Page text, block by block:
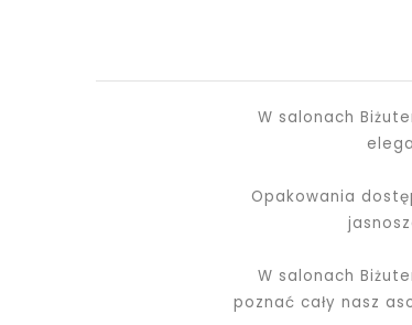
W salonach
Opakowania
W salonach
poznać cały nasz